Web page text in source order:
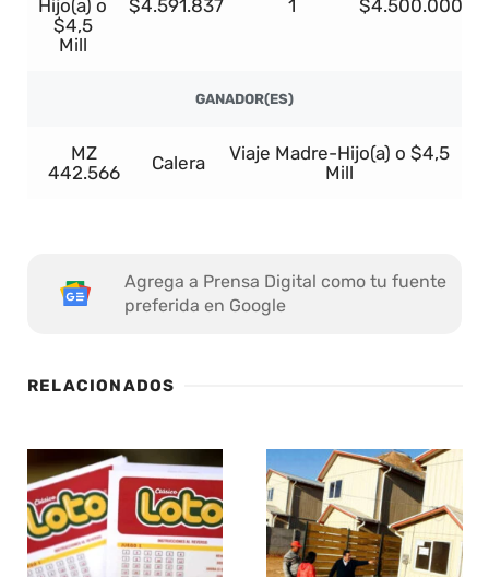
Hijo(a) o
$4,5
Mill
$4.591.837 1 $4.500.000
GANADOR(ES)
MZ
442.566
Calera
Viaje Madre-Hijo(a) o $4,5
Mill
Agrega a Prensa Digital como tu fuente
preferida en Google
RELACIONADOS